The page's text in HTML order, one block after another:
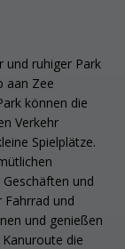
und ruhiger Park
aan Zee
können die
Verkehr
Spielplätze.
und
Fahrrad und
und genießen
die